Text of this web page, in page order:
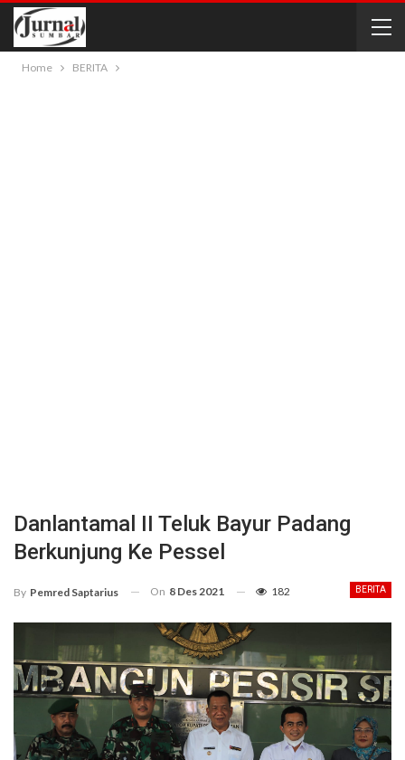
Home BERITA
Danlantamal II Teluk Bayur Padang
Berkunjung Ke Pessel
BERITA
By Pemred Saptarius On 8 Des 2021 182